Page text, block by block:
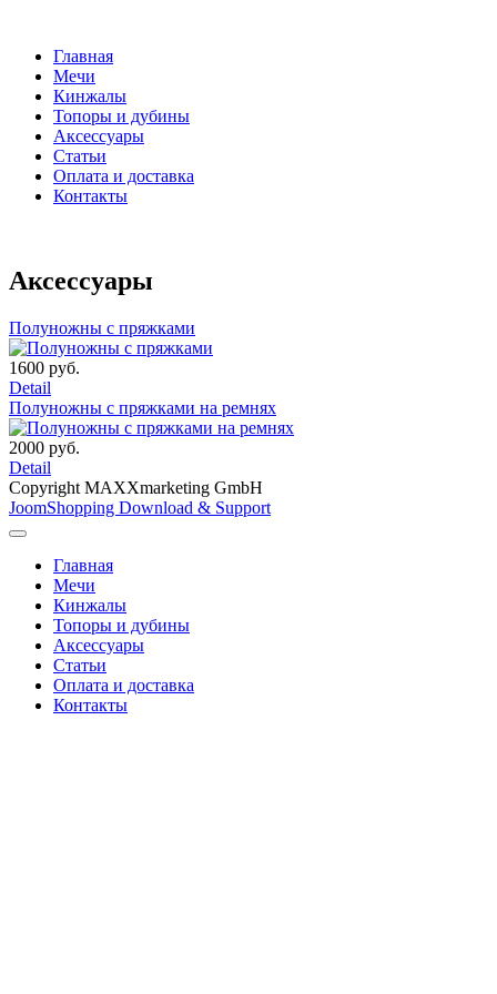
Главная
Мечи
Кинжалы
Топоры и дубины
Аксессуары
Статьи
Оплата и доставка
Контакты
Аксессуары
Полуножны с пряжками
1600 руб.
Detail
Полуножны с пряжками на ремнях
2000 руб.
Detail
Copyright MAXXmarketing GmbH
JoomShopping Download & Support
Главная
Мечи
Кинжалы
Топоры и дубины
Аксессуары
Статьи
Оплата и доставка
Контакты